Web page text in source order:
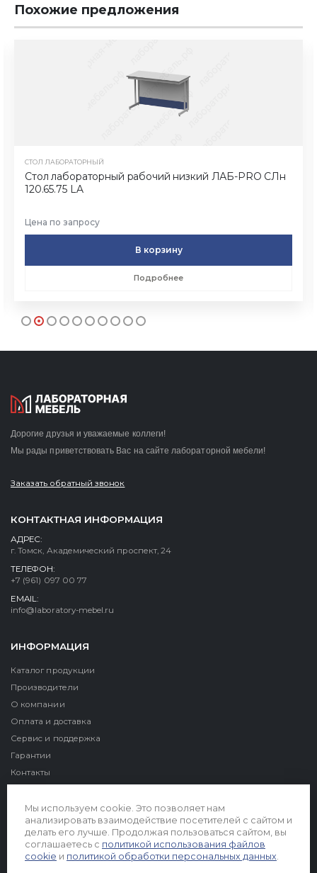
Похожие предложения
СТОЛ ЛАБОРАТОРНЫЙ
Стол лабораторный рабочий низкий ЛАБ-PRO CЛн
120.65.75 LA
Цена по запросу
В корзину
Подробнее
Дорогие друзья и уважаемые коллеги!
Мы рады приветствовать Вас на сайте лабораторной мебели!
Заказать обратный звонок
КОНТАКТНАЯ ИНФОРМАЦИЯ
АДРЕС:
г. Томск, Академический проспект, 24
ТЕЛЕФОН:
+7 (961) 097 00 77
EMAIL:
info@laboratory-mebel.ru
ИНФОРМАЦИЯ
Каталог продукции
Производители
О компании
Оплата и доставка
Сервис и поддержка
Гарантии
Контакты
© 2026. Все права защищены
Мы используем cookie. Это позволяет нам
анализировать взаимодействие посетителей с сайтом и
делать его лучше. Продолжая пользоваться сайтом, вы
соглашаетесь с политикой использования файлов
cookie и политикой обработки персональных данных